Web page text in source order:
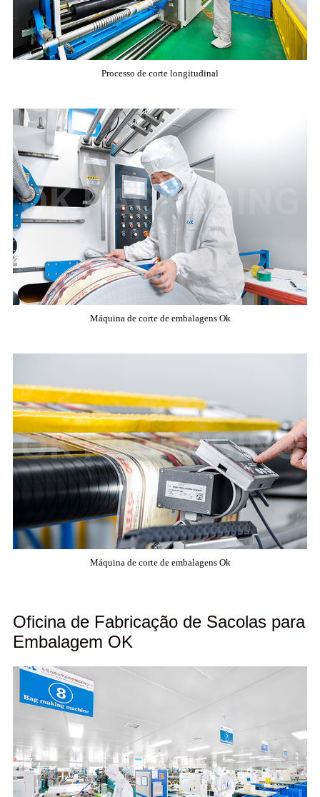
Processo de corte longitudinal
Máquina de corte de embalagens Ok
Máquina de corte de embalagens Ok
Oficina de Fabricação de Sacolas para
Embalagem OK